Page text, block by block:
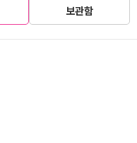
보관함